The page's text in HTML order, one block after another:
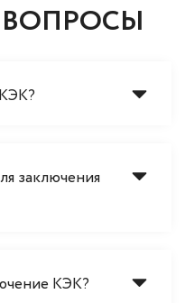
заключения
КЭК?